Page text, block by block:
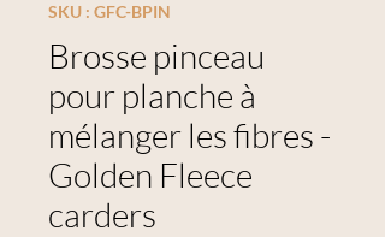
SKU : GFC-BPIN
Brosse pinceau
pour planche à
mélanger les fibres -
Golden Fleece
carders